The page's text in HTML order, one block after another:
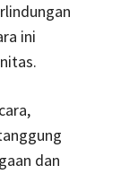
ini
dan